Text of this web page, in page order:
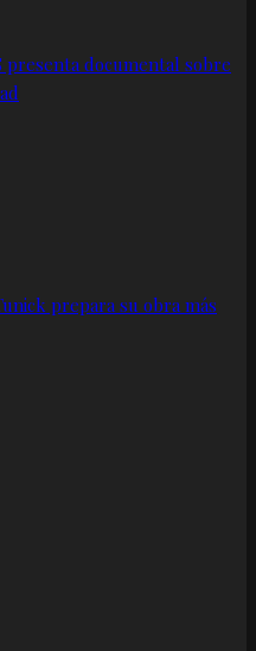
presenta documental sobre
prepara su obra más